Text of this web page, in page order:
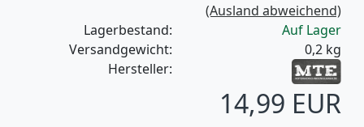
(Ausland abweichend)
Lagerbestand:
Auf Lager
Versandgewicht:
0,2 kg
Hersteller:
14,99 EUR